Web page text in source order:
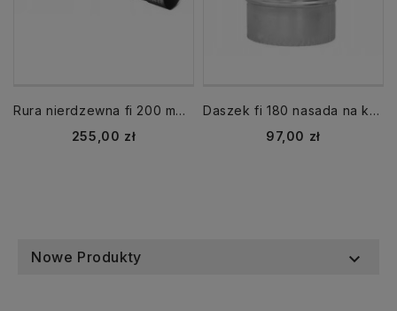
Rura nierdzewna fi 200 mm dł. 1000 mm 1 mb
Cena
255,00 zł
Daszek fi 180 nasada na komin nierdzewna parasol
Cena
97,00 zł
Nowe Produkty 